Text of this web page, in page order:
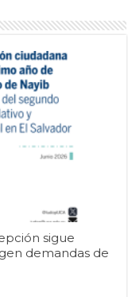
sigue
demandas de